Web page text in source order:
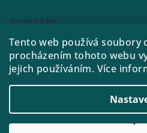
Tento web používá soubory
procházením tohoto webu
jejich používáním. Více
Kontakt
e-shop @ drink21.cz
773288221
.